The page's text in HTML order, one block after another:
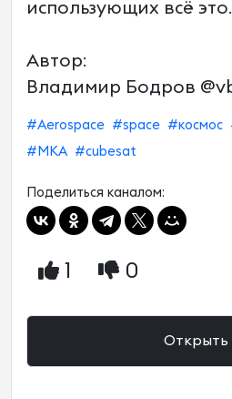
использующих всё это.
Автор:
Владимир Бодров
#Aerospace #space #космос
#МКА #cubesat
Поделиться каналом:
1 0
Открыть